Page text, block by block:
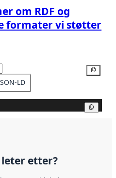
om RDF og
formater vi støtter
LD
etter?